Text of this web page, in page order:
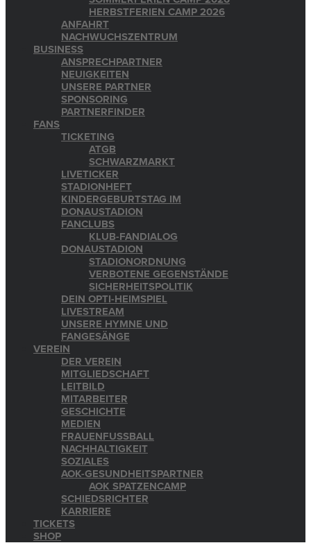
HERBSTFERIEN CAMP 2026
ANFAHRT
NACHWUCHSZENTRUM
BUSINESS
ANSPRECHPARTNER
NEUIGKEITEN
UNSERE PARTNER
SPONSORING
PARTNERFINDER
FANS
TICKETING
ATGB
SCHWARZMARKT
LIVETICKER
STADIONHEFT
KINDERGEBURTSTAG IM
DONAUSTADION
FANCLUBS
KLUB-FANDIALOG
DONAUSTADION
STADIONORDNUNG
VERBOTENE GEGENSTÄNDE
SICHERHEITSPOLITIK
DEIN OPTI-HEIMSPIEL
LIVESTREAM
UNSERE HYMNE UND
FANGESÄNGE
VEREIN
DER VEREIN
MITGLIEDSCHAFT
LEITBILD
MITARBEITER
GESCHICHTE
MEDIEN
FRAUENFUSSBALL
NACHHALTIGKEIT
SOZIALES
AOK-GESUNDHEITSPARTNER
AOK SPATZENCAMP
SCHIEDSRICHTER
KARRIERE
TICKETS
SHOP